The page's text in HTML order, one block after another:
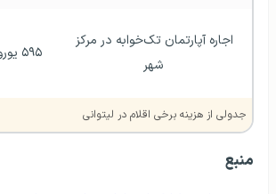
شهر
۵۹۵ یورو
جدولی از هزینه برخی اقلام در لیتوانی
منبع